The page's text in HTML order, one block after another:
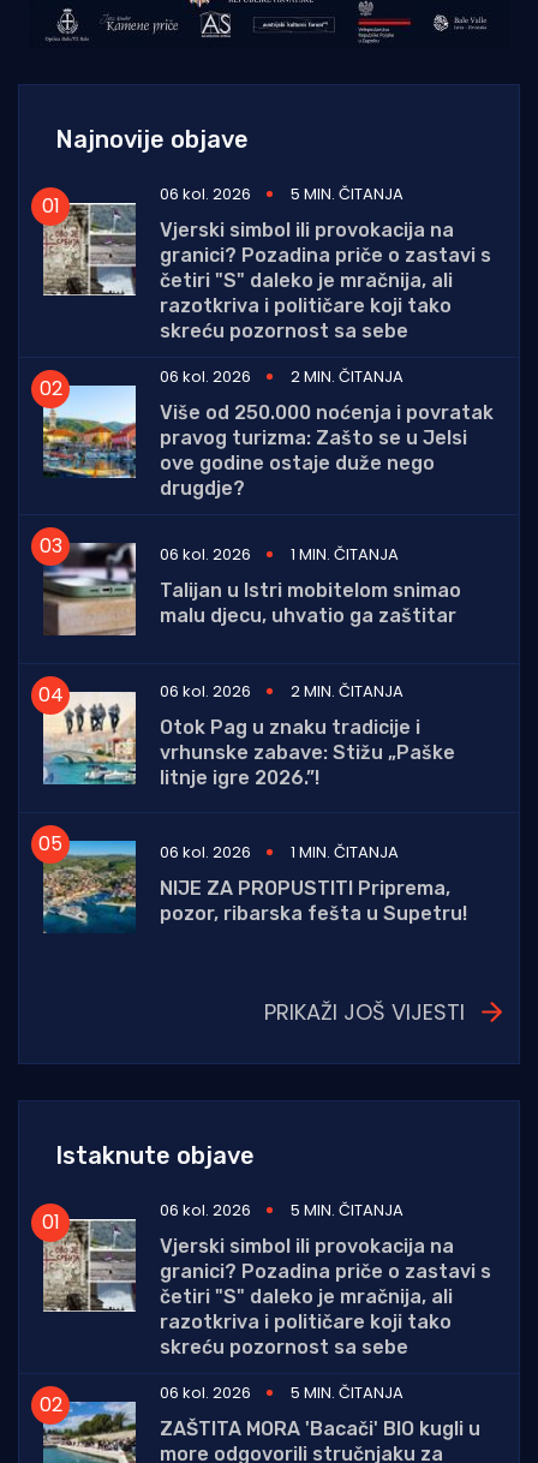
Najnovije objave
06 kol. 2026
5 MIN. ČITANJA
Vjerski simbol ili provokacija na
granici? Pozadina priče o zastavi s
četiri "S" daleko je mračnija, ali
razotkriva i političare koji tako
skreću pozornost sa sebe
06 kol. 2026
2 MIN. ČITANJA
Više od 250.000 noćenja i povratak
pravog turizma: Zašto se u Jelsi
ove godine ostaje duže nego
drugdje?
06 kol. 2026
1 MIN. ČITANJA
Talijan u Istri mobitelom snimao
malu djecu, uhvatio ga zaštitar
06 kol. 2026
2 MIN. ČITANJA
Otok Pag u znaku tradicije i
vrhunske zabave: Stižu „Paške
litnje igre 2026.”!
06 kol. 2026
1 MIN. ČITANJA
NIJE ZA PROPUSTITI Priprema,
pozor, ribarska fešta u Supetru!
PRIKAŽI JOŠ VIJESTI
Istaknute objave
06 kol. 2026
5 MIN. ČITANJA
Vjerski simbol ili provokacija na
granici? Pozadina priče o zastavi s
četiri "S" daleko je mračnija, ali
razotkriva i političare koji tako
skreću pozornost sa sebe
06 kol. 2026
5 MIN. ČITANJA
ZAŠTITA MORA 'Bacači' BIO kugli u
more odgovorili stručnjaku za